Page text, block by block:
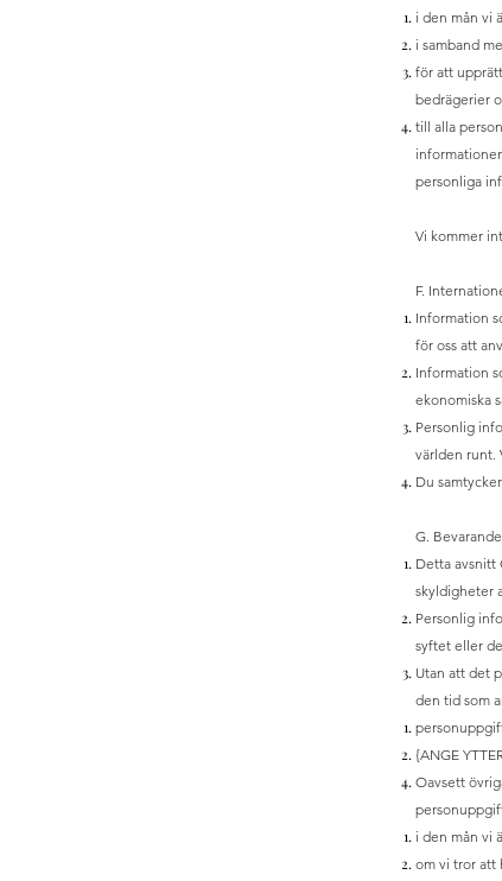
i den mån vi
i samband
för att
bedrägerier
till alla
personliga
Vi kommer
F.
Information
för oss att
Information
ekonomiska
Personlig
världen runt.
Du
G.
Detta avsnitt
skyldigheter
Personlig
syftet eller
Utan att det
den tid som
{ANGE
Oavsett
i den mån vi
om vi tror att